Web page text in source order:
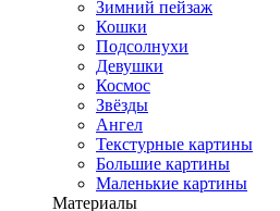
Зимний пейзаж
Кошки
Подсолнухи
Девушки
Космос
Звёзды
Ангел
Текстурные картины
Большие картины
Маленькие картины
Материалы